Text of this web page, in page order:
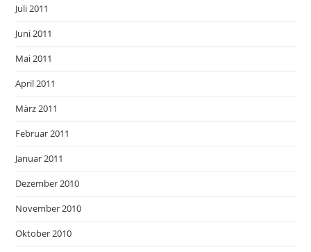
Juli 2011
Juni 2011
Mai 2011
April 2011
März 2011
Februar 2011
Januar 2011
Dezember 2010
November 2010
Oktober 2010